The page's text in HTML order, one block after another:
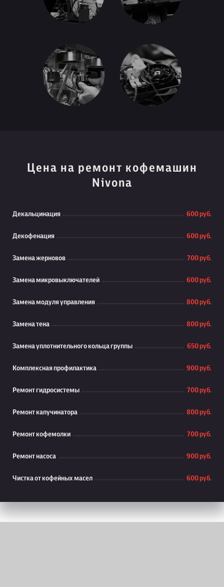
Цена на ремонт кофемашин
Nivona
Декальцинация 600 руб.
Декофенация 600 руб.
Замена жерновов 700 руб.
Замена микровыключателей 600 руб.
Замена модуля управления 800 руб.
Замена тена 800 руб.
Замена уплотнительного кольца группы 650 руб.
Комплексная профилактика 900 руб.
Ремонт гидросистемы 700 руб.
Ремонт капучинатора 800 руб.
Ремонт кофемолки 700 руб.
Ремонт насоса 900 руб.
Чистка от кофейных масел 600 руб.